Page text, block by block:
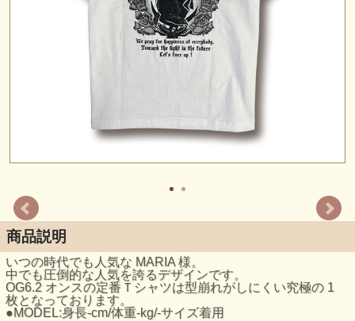
商品説明
いつの時代でも人気な MARIA 様。
中でも圧倒的な人気を誇るデザインです。
OG6.2 オンスの定番Ｔシャツは型崩れがしにくい究極の 1
枚となっております。
●MODEL:身長-cm/体重-kg/-サイズ着用